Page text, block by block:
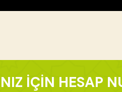
İÇİN HESAP